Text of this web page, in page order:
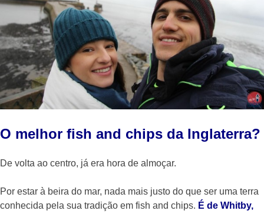
O melhor fish and chips da Inglaterra?
De volta ao centro, já era hora de almoçar.
Por estar à beira do mar, nada mais justo do que ser uma terra
conhecida pela sua tradição em fish and chips. É de Whitby,